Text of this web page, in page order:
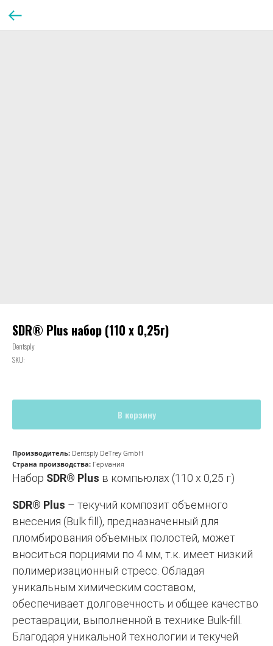
SDR® Plus набор (110 х 0,25г)
Dentsply
SKU:
В корзину
Производитель: Dentsply DeTrey GmbH
Страна производства: Германия
Набор SDR® Plus в компьюлах (110 х 0,25 г)
SDR® Plus – текучий композит объемного
внесения (Bulk fill), предназначенный для
пломбирования объемных полостей, может
вноситься порциями по 4 мм, т.к. имеет низкий
полимеризационный стресс. Обладая
уникальным химическим составом,
обеспечивает долговечность и общее качество
реставрации, выполненной в технике Bulk-fill.
Благодаря уникальной технологии и текучей